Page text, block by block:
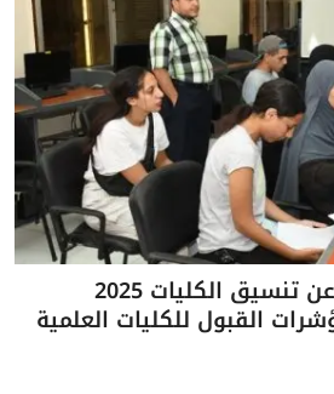
كل ما تريد معرفته عن تنسيق الكليات 2025
القبول للكليات العلمية